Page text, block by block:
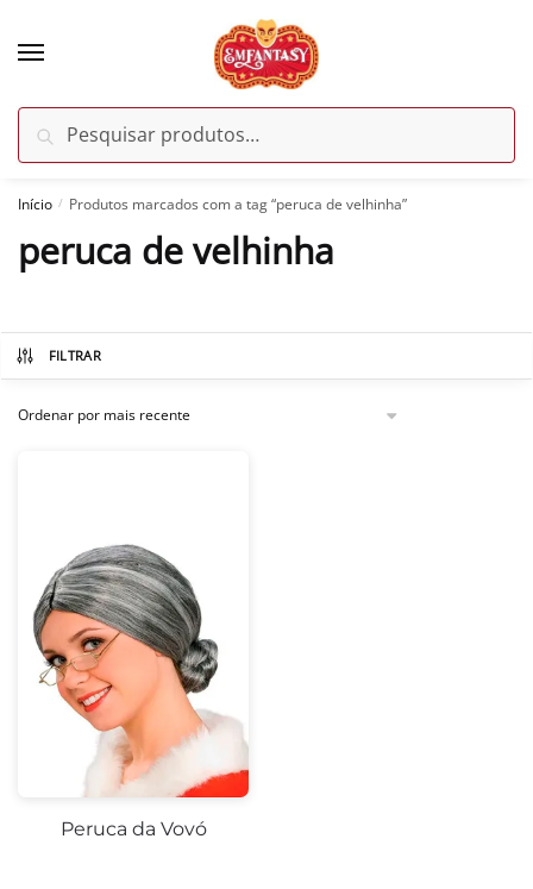
por:
Pesquisar
Início / Produtos marcados com a tag “peruca de velhinha”
peruca de velhinha
FILTRAR
Peruca da Vovó